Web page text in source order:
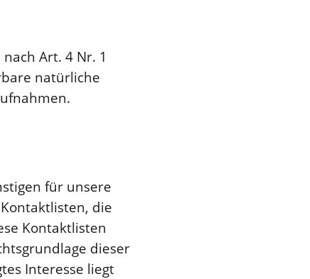
Art. 4 Nr. 1
natürliche
für unsere
die
Kontaktlisten
dieser
Interesse liegt